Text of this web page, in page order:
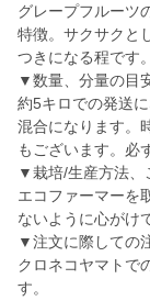
グレープフルーツ
特徴。サクサクと
つきになる程です。
▼数量、分量の目
約5キロでの発送
混合になります。
もございます。必
▼栽培/生産方法、
エコファーマーを
ないように心がけ
▼注文に際しての
クロネコヤマトで
す。